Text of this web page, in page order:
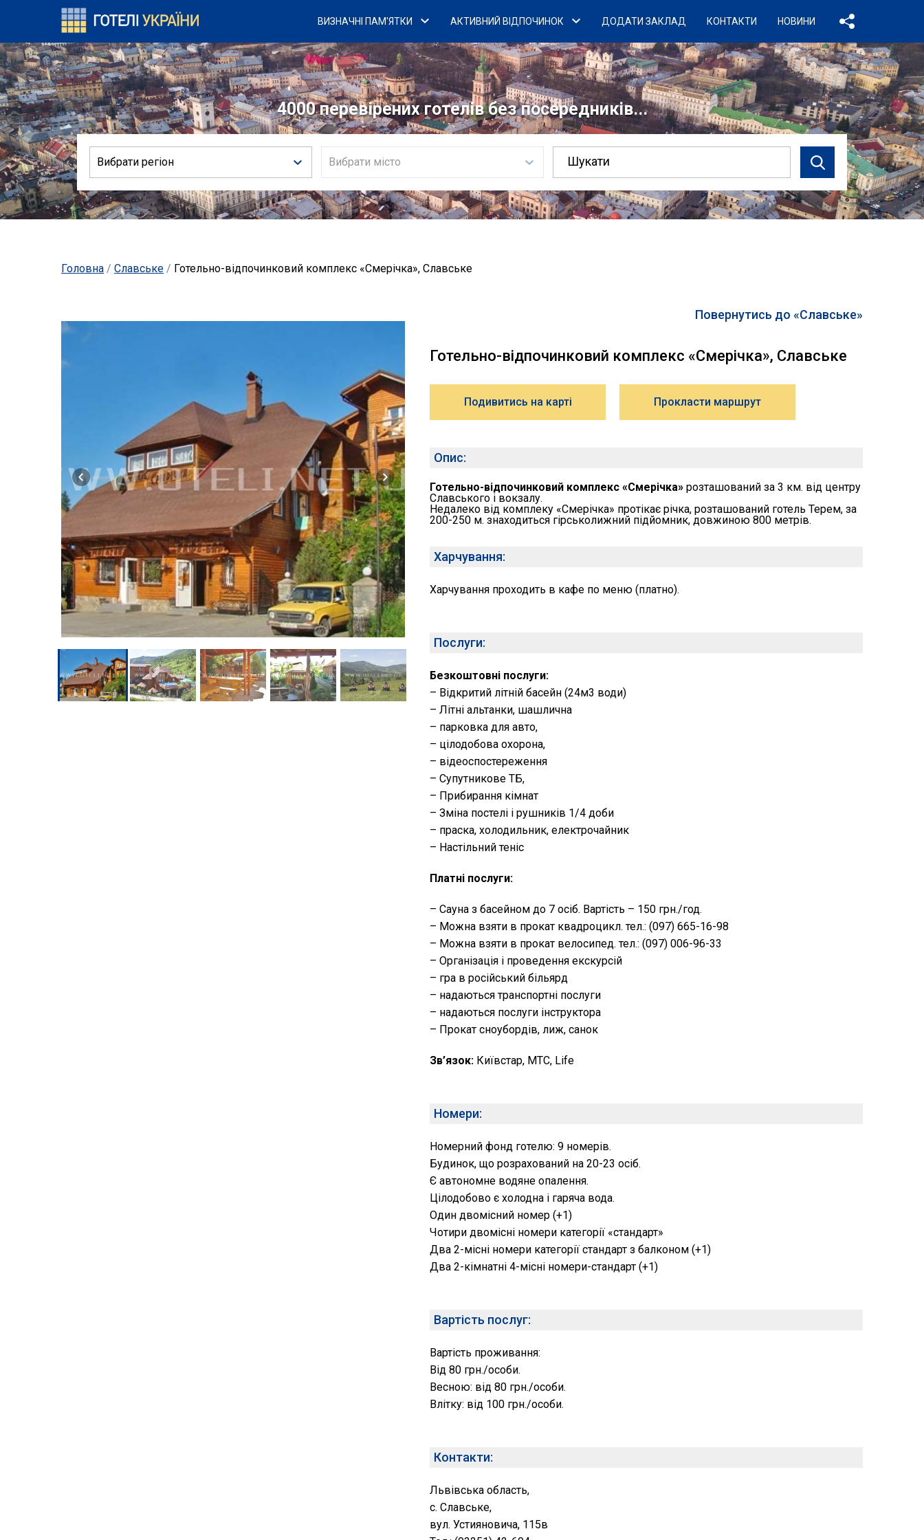
ВИЗНАЧНІ ПАМ'ЯТКИ АКТИВНИЙ ВІДПОЧИНОК ДОДАТИ ЗАКЛАД КОНТАКТИ НОВИНИ
4000 перевірених готелів без посередників...
Вибрати регіон Вибрати місто
Головна / Славське / Готельно-відпочинковий комплекс «Смерічка», Славське
Повернутись до «Славське»
Готельно-відпочинковий комплекс «Смерічка», Славське
Подивитись на карті Прокласти маршрут
Опис:
Готельно-відпочинковий комплекс «Смерічка» розташований за 3 км. від центру
Славського і вокзалу.
Недалеко від комплеку «Смерічка» протікає річка, розташований готель Терем, за
200-250 м. знаходиться гірськолижний підйомник, довжиною 800 метрів.
Харчування:
Харчування проходить в кафе по меню (платно).
Послуги:
Безкоштовні послуги:
– Відкритий літній басейн (24м3 води)
– Літні альтанки, шашлична
– парковка для авто,
– цілодобова охорона,
– відеоспостереження
– Супутникове ТБ,
– Прибирання кімнат
– Зміна постелі і рушників 1/4 доби
– праска, холодильник, електрочайник
– Настільний теніс
Платні послуги:
– Сауна з басейном до 7 осіб. Вартість – 150 грн./год.
– Можна взяти в прокат квадроцикл. тел.: (097) 665-16-98
– Можна взяти в прокат велосипед. тел.: (097) 006-96-33
– Організація і проведення екскурсій
– гра в російський більярд
– надаються транспортні послуги
– надаються послуги інструктора
– Прокат сноубордів, лиж, санок
Зв’язок: Київстар, МТС, Life
Номери:
Номерний фонд готелю: 9 номерів.
Будинок, що розрахований на 20-23 осіб.
Є автономне водяне опалення.
Цілодобово є холодна і гаряча вода.
Один двомісний номер (+1)
Чотири двомісні номери категорії «стандарт»
Два 2-місні номери категорії стандарт з балконом (+1)
Два 2-кімнатні 4-місні номери-стандарт (+1)
Вартість послуг:
Вартість проживання:
Від 80 грн./особи.
Весною: від 80 грн./особи.
Влітку: від 100 грн./особи.
Контакти:
Львівська область,
с. Славське,
вул. Устияновича, 115в